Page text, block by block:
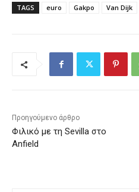
TAGS euro Gakpo Van Dijk
Προηγούμενο άρθρο
Φιλικό με τη Sevilla στο
Anfield